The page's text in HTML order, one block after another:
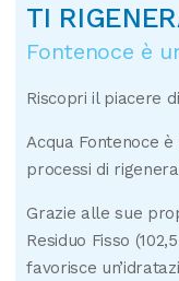
TI
Fontenoce è
Riscopri il piacere
Acqua Fontenoce
processi di
Grazie alle sue
Residuo Fisso
favorisce